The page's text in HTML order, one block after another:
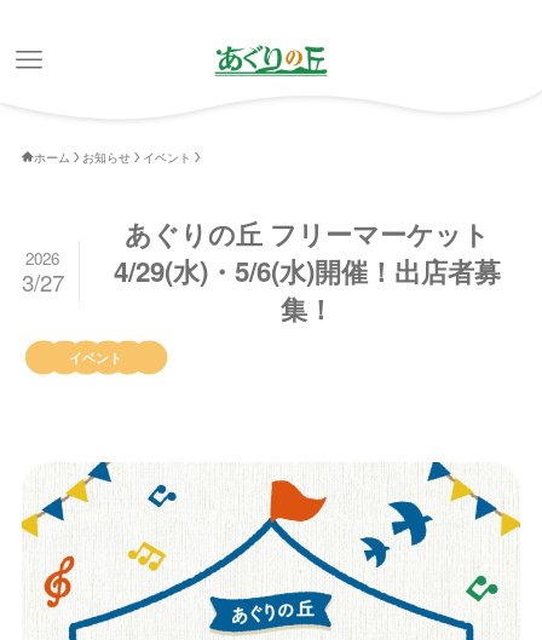
ホーム お知らせ イベント
あぐりの丘 フリーマーケット
4/29(水)・5/6(水)開催！出店者募
集！
2026
3/27
イベント